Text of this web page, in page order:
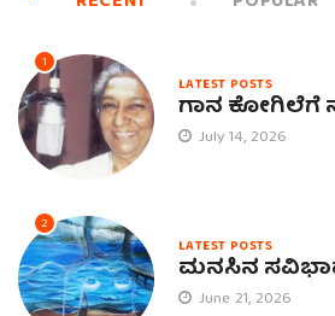
1
LATEST POSTS
ಗಾನ ಕೋಗಿಲೆಗೆ
July 14, 2026
2
LATEST POSTS
ಮನಸಿನ
June 21, 2026